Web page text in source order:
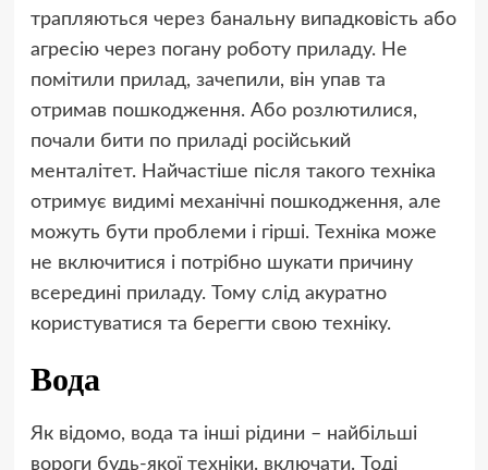
трапляються через банальну випадковість або
агресію через погану роботу приладу. Не
помітили прилад, зачепили, він упав та
отримав пошкодження. Або розлютилися,
почали бити по приладі російський
менталітет. Найчастіше після такого техніка
отримує видимі механічні пошкодження, але
можуть бути проблеми і гірші. Техніка може
не включитися і потрібно шукати причину
всередині приладу. Тому слід акуратно
користуватися та берегти свою техніку.
Вода
Як відомо, вода та інші рідини – найбільші
вороги будь-якої техніки. включати. ​​Тоді